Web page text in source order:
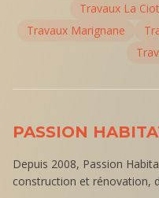
Travaux La
Travaux Marignane
PASSION
Depuis 2008, Passion
construction et rénovation,